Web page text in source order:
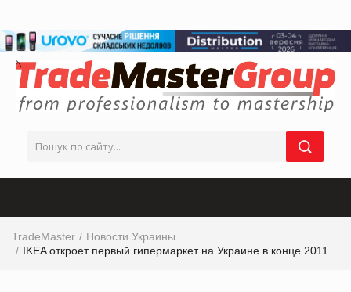
TradeMaster
Новости Украины
IKEA откроет первый гипермаркет на Украине в конце 2011